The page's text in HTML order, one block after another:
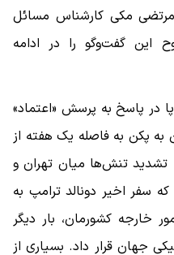
مکی کارشناس مسائل
این گفت‌وگو را در ادامه
در پاسخ به پرسش «اعتماد»
به پکن به فاصله یک هفته از
تشدید تنش‌ها میان تهران و
سفر اخیر دونالد ترامپ به
خارجه کشورمان، بار دیگر
جهان قرار داد. بسیاری از